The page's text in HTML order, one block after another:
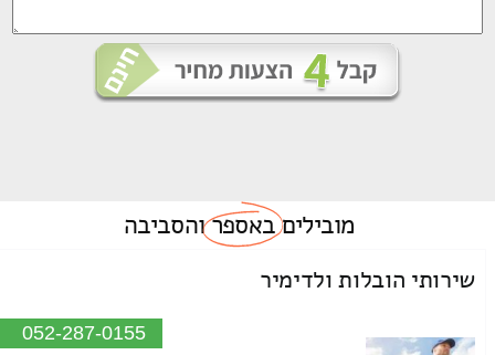
מוביליםבאספרוהסביבה
שירותי הובלות ולדימיר
052-287-0155